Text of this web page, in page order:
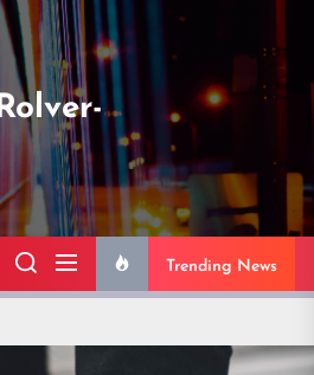
Rolver-
Trending News